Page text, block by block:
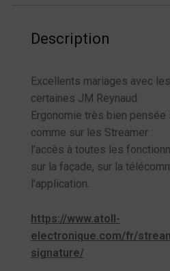
Description
Excellents mariages avec
certaines JM Reynaud.
Ergonomie très bien pensée
comme sur les Streamer :
l’accès à toutes les
sur la façade, sur la
l’application.
https://www.atoll-
electronique.com/fr/
signature/